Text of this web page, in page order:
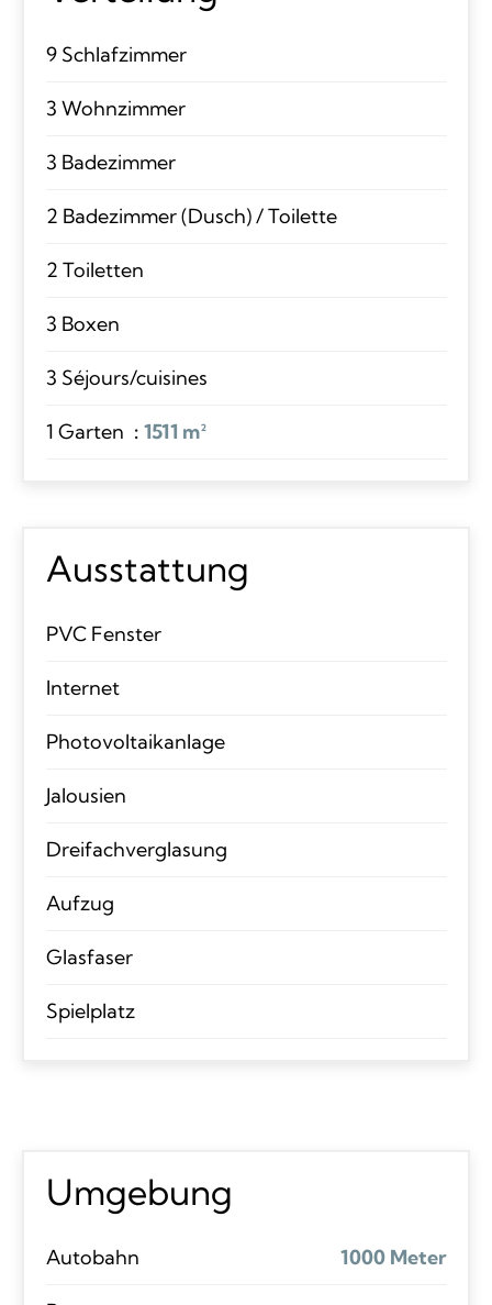
9 Schlafzimmer
3 Wohnzimmer
3 Badezimmer
2 Badezimmer (Dusch) / Toilette
2 Toiletten
3 Boxen
3 Séjours/cuisines
1 Garten 1511 m²
Ausstattung
PVC Fenster
Internet
Photovoltaikanlage
Jalousien
Dreifachverglasung
Aufzug
Glasfaser
Spielplatz
Umgebung
Autobahn 1000 Meter